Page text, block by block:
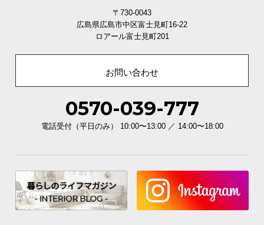
〒730-0043
広島県広島市中区富士見町16-22
ロアール富士見町201
お問い合わせ
0570-039-777
電話受付（平日のみ） 10:00〜13:00 ／ 14:00〜18:00